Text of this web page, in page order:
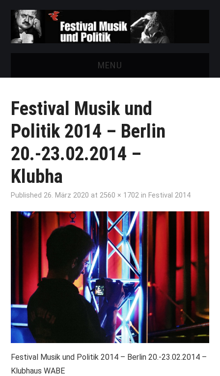
MENU
FESTIVAL
NEWS
AUSSTELLUNGEN
ARCHIV
PRINT & CDS
IMPRESSUM
Festival Musik und
Politik 2014 – Berlin
20.-23.02.2014 –
Klubha
Published26. März 2020 at2560 × 1702 in Festival 2014
Festival Musik und Politik 2014 – Berlin 20.-23.02.2014 –
Klubhaus WABE